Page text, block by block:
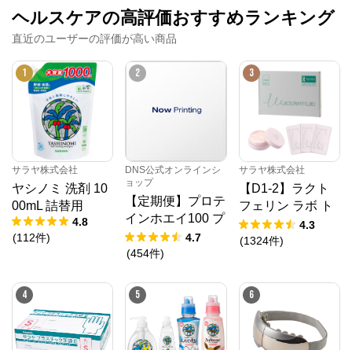
ヘルスケアの高評価おすすめランキング
直近のユーザーの評価が高い商品
1
サラヤ株式会社
ヤシノミ 洗剤 10
00mL 詰替用
4.8
(112件)
2
DNS公式オンラインシ
ョップ
【定期便】プロテ
インホエイ100 プ
レミアムチョコレ
ート風味 1,000g
4.7
(454件)
3
サラヤ株式会社
【D1-2】ラクト
フェリン ラボ ト
ライアルセット
【ゆうメール】
4.3
(1324件)
4 5 6